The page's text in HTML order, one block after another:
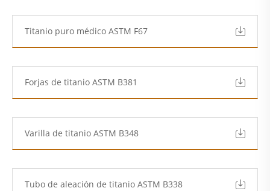
Titanio puro médico ASTM F67
Forjas de titanio ASTM B381
Varilla de titanio ASTM B348
Tubo de aleación de titanio ASTM B338